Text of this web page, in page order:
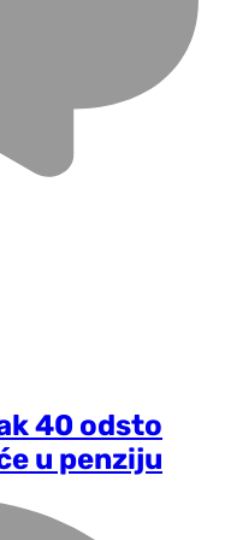
40 odsto
u penziju